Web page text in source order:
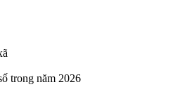
trong năm 2026